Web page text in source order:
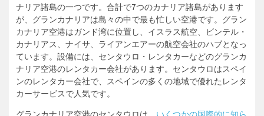
ナリア諸島の一つです。合計で7つのカナリア諸島があります
が、グランカナリアは島々の中で最も忙しい空港です。グラン
カナリア空港はガンド湾に位置し、イスラス航空、ビンテル・
カナリアス、ナイサ、ライアンエアーの航空会社のハブとなっ
ています。設備には、センタウロ・レンタカーなどのグランカ
ナリア空港のレンタカー会社があります。センタウロはスペイ
ンのレンタカー会社で、スペインの多くの地域で優れたレンタ
カーサービスで人気です。
グランカナリア空港のセンタウロは、 いくつかの国際的に知ら